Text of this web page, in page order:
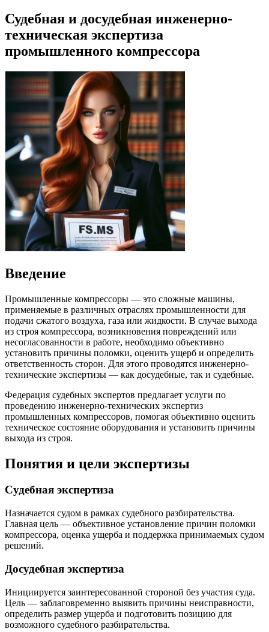
Судебная и досудебная инженерно-
техническая экспертиза
промышленного компрессора
Введение
Промышленные компрессоры — это сложные машины,
применяемые в различных отраслях промышленности для
подачи сжатого воздуха, газа или жидкости. В случае выхода
из строя компрессора, возникновения повреждений или
несогласованности в работе, необходимо объективно
установить причины поломки, оценить ущерб и определить
ответственность сторон. Для этого проводятся инженерно-
технические экспертизы — как досудебные, так и судебные.
Федерация судебных экспертов предлагает услуги по
проведению инженерно-технических экспертиз
промышленных компрессоров, помогая объективно оценить
техническое состояние оборудования и установить причины
выхода из строя.
Понятия и цели экспертизы
Судебная экспертиза
Назначается судом в рамках судебного разбирательства.
Главная цель — объективное установление причин поломки
компрессора, оценка ущерба и поддержка принимаемых судом
решений.
Досудебная экспертиза
Инициируется заинтересованной стороной без участия суда.
Цель — заблаговременно выявить причины неисправности,
определить размер ущерба и подготовить позицию для
возможного судебного разбирательства.